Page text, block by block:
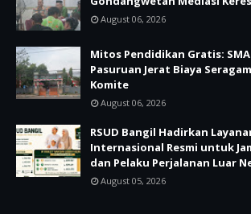
August 06, 2026
Mitos Pendidikan Gratis:
Pasuruan Jerat Biaya
Komite
August 06, 2026
RSUD Bangil Hadirkan
Internasional Resmi untuk
dan Pelaku Perjalanan Luar
August 05, 2026